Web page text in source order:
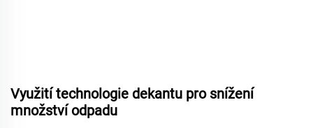
Využití technologie dekantu pro snížení
množství odpadu